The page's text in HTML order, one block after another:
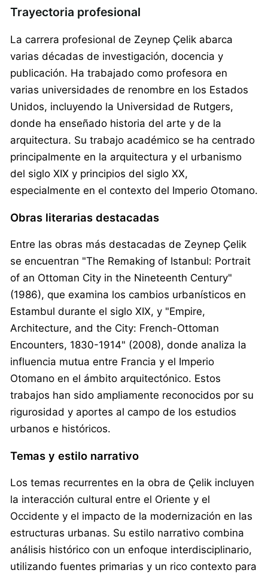
Trayectoria profesional
La carrera profesional de Zeynep Çelik abarca
varias décadas de investigación, docencia y
publicación. Ha trabajado como profesora en
varias universidades de renombre en los Estados
Unidos, incluyendo la Universidad de Rutgers,
donde ha enseñado historia del arte y de la
arquitectura. Su trabajo académico se ha centrado
principalmente en la arquitectura y el urbanismo
del siglo XIX y principios del siglo XX,
especialmente en el contexto del Imperio Otomano.
Obras literarias destacadas
Entre las obras más destacadas de Zeynep Çelik
se encuentran "The Remaking of Istanbul: Portrait
of an Ottoman City in the Nineteenth Century"
(1986), que examina los cambios urbanísticos en
Estambul durante el siglo XIX, y "Empire,
Architecture, and the City: French-Ottoman
Encounters, 1830-1914" (2008), donde analiza la
influencia mutua entre Francia y el Imperio
Otomano en el ámbito arquitectónico. Estos
trabajos han sido ampliamente reconocidos por su
rigurosidad y aportes al campo de los estudios
urbanos e históricos.
Temas y estilo narrativo
Los temas recurrentes en la obra de Çelik incluyen
la interacción cultural entre el Oriente y el
Occidente y el impacto de la modernización en las
estructuras urbanas. Su estilo narrativo combina
análisis histórico con un enfoque interdisciplinario,
utilizando fuentes primarias y un rico contexto para